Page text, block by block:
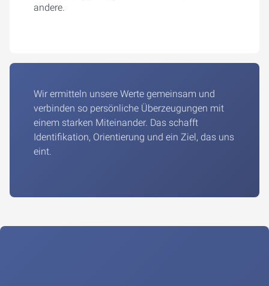
andere.
Wir ermitteln unsere Werte gemeinsam und
verbinden so persönliche Überzeugungen mit
einem starken Miteinander. Das schafft
Identifikation, Orientierung und ein Ziel, das uns
eint.